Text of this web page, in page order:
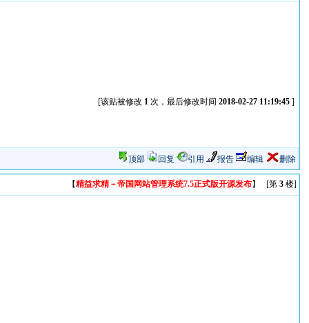
[该贴被修改 1次，最后修改时间 2018-02-27 11:19:45]
顶部 回复 引用 报告 编辑 删除
【精益求精－帝国网站管理系统7.5正式版开源发布】 [第 3楼]